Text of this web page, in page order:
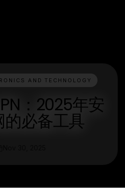
AND TECHNOLOGY
：2025年安
必备工具